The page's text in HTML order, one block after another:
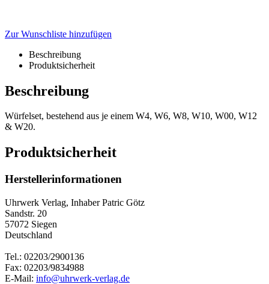
Zur Wunschliste hinzufügen
Beschreibung
Produktsicherheit
Beschreibung
Würfelset, bestehend aus je einem W4, W6, W8, W10, W00, W12
& W20.
Produktsicherheit
Herstellerinformationen
Uhrwerk Verlag, Inhaber Patric Götz
Sandstr. 20
57072 Siegen
Deutschland
Tel.: 02203/2900136
Fax: 02203/9834988
E-Mail: info@uhrwerk-verlag.de